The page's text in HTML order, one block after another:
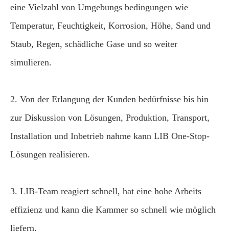
eine Vielzahl von Umgebungs bedingungen wie
Temperatur, Feuchtigkeit, Korrosion, Höhe, Sand und
Staub, Regen, schädliche Gase und so weiter
simulieren.
2. Von der Erlangung der Kunden bedürfnisse bis hin
zur Diskussion von Lösungen, Produktion, Transport,
Installation und Inbetrieb nahme kann LIB One-Stop-
Lösungen realisieren.
3. LIB-Team reagiert schnell, hat eine hohe Arbeits
effizienz und kann die Kammer so schnell wie möglich
liefern.